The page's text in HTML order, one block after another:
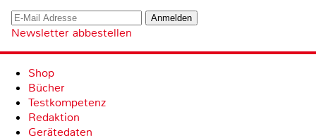
Newsletter abbestellen
Shop
Bücher
Testkompetenz
Redaktion
Gerätedaten